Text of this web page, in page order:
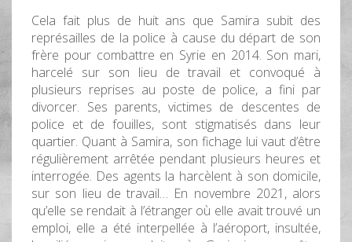
Cela fait plus de huit ans que Samira subit des
représailles de la police à cause du départ de son
frère pour combattre en Syrie en 2014. Son mari,
harcelé sur son lieu de travail et convoqué à
plusieurs reprises au poste de police, a fini par
divorcer. Ses parents, victimes de descentes de
police et de fouilles, sont stigmatisés dans leur
quartier. Quant à Samira, son fichage lui vaut d’être
régulièrement arrêtée pendant plusieurs heures et
interrogée. Des agents la harcèlent à son domicile,
sur son lieu de travail… En novembre 2021, alors
qu’elle se rendait à l’étranger où elle avait trouvé un
emploi, elle a été interpellée à l’aéroport, insultée,